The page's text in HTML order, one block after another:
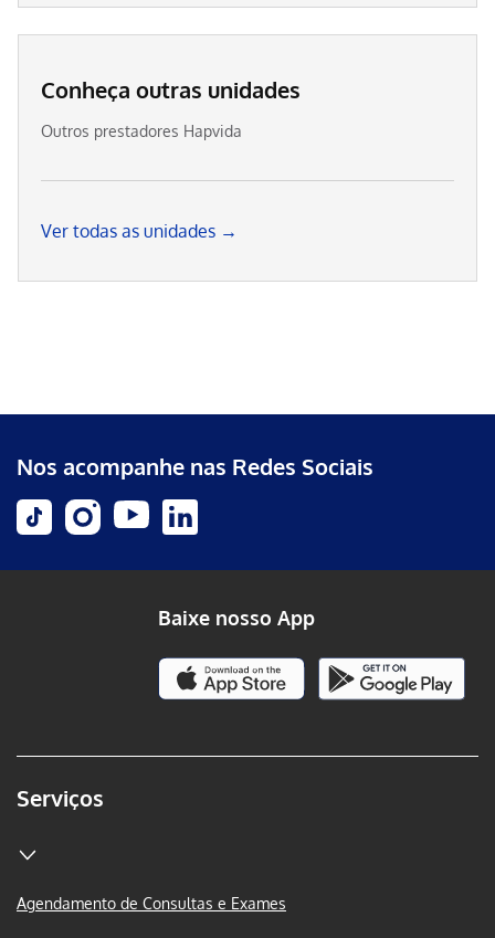
Conheça outras unidades
Outros prestadores Hapvida
Ver todas as unidades →
Nos acompanhe nas Redes Sociais
Serviços
Agendamento de Consultas e Exames
Baixe nosso App